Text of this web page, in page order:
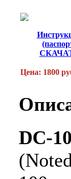
Цена: 1800
DC-